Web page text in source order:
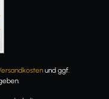
und ggf.